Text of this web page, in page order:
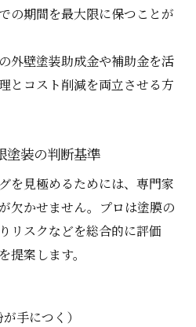
の期間を最大限に保つことが
外壁塗装助成金や補助金を活
とコスト削減を両立させる方
塗装の判断基準
を見極めるためには、専門家
欠かせません。プロは塗膜の
リスクなどを総合的に評価
提案します。
手につく）